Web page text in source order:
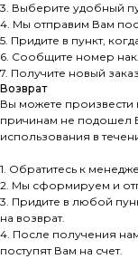
3. Выберите удобный
4. Мы отправим Вам
5. Придите в пункт,
6. Сообщите номер
7. Получите новый
Возврат
Вы можете произвести
причинам не подошел
использования в
1. Обратитесь к
2. Мы сформируем и
3. Придите в любой
на возврат.
4. После получения
поступят Вам на счет.